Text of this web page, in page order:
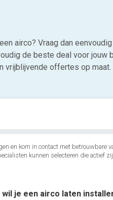
airco? Vraag dan
de beste deal voor jouw
vrijblijvende offertes op maat.
en kom in contact met betrouwbare
kunnen selecteren die actief
je een airco laten